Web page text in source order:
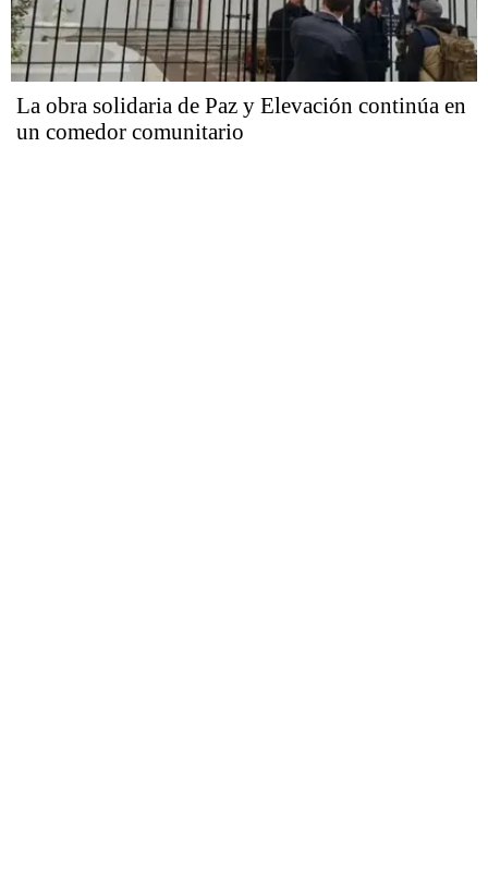
La obra solidaria de Paz y Elevación continúa en
un comedor comunitario